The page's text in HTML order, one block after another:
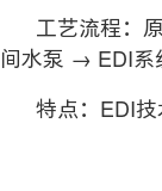
工艺流程：
间水泵 → EDI系
特点：EDI技